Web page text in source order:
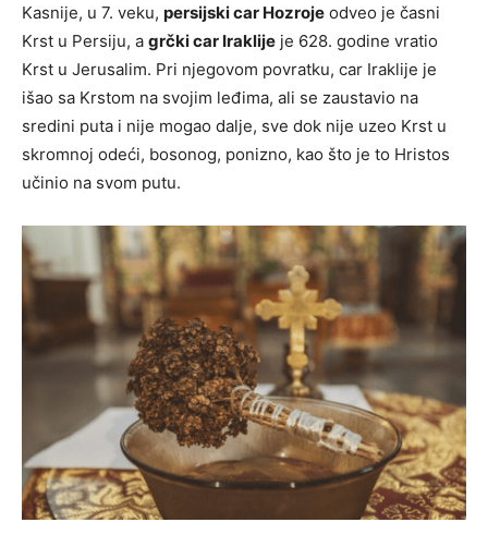
Kasnije, u 7. veku, persijski car Hozroje odveo je časni
Krst u Persiju, a grčki car Iraklije je 628. godine vratio
Krst u Jerusalim. Pri njegovom povratku, car Iraklije je
išao sa Krstom na svojim leđima, ali se zaustavio na
sredini puta i nije mogao dalje, sve dok nije uzeo Krst u
skromnoj odeći, bosonog, ponizno, kao što je to Hristos
učinio na svom putu.